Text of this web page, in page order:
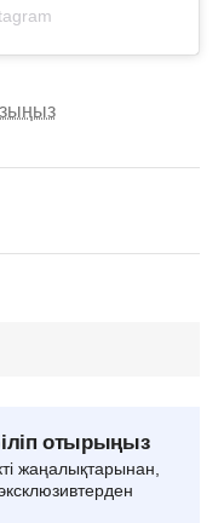
отырыңыз
жаңалықтарынан,